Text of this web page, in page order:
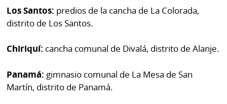
LuctuosasBuenas
OTROS
SITIOS
Los Santos: predios de la cancha de La Colorada,
distrito de Los Santos.
Chiriquí: cancha comunal de Divalá, distrito de Alanje.
Panamá: gimnasio comunal de La Mesa de San
Martín, distrito de Panamá.